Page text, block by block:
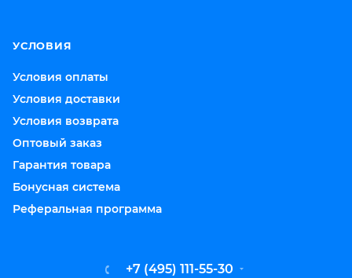
УСЛОВИЯ
Условия оплаты
Условия доставки
Условия возврата
Оптовый заказ
Гарантия товара
Бонусная система
Реферальная программа
+7 (495) 111-55-30